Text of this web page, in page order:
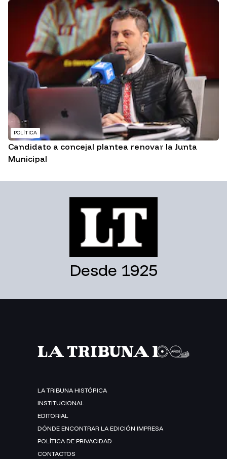
POLÍTICA
Candidato a concejal plantea renovar la Junta
Municipal
Desde 1925
LA TRIBUNA HISTÓRICA
INSTITUCIONAL
EDITORIAL
DÓNDE ENCONTRAR LA EDICIÓN IMPRESA
POLÍTICA DE PRIVACIDAD
CONTACTOS